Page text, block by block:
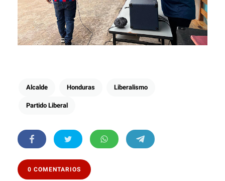
Alcalde Honduras Liberalismo
Partido Liberal
0 COMENTARIOS